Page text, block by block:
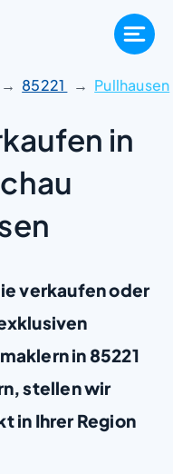
85221 Pullhausen
in
verkaufen oder
in 85221
stellen wir
in Ihrer Region